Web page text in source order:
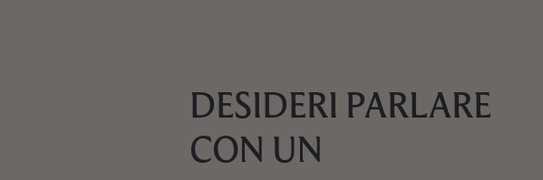
DESIDERI PARLARE
CON UN